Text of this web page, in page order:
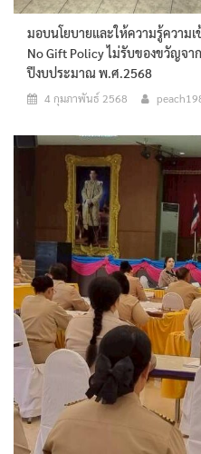
มอบนโยบายและให้ความรู้ความเ
No Gift Policy ไม่รับของขวัญจ
ปีงบประมาณ พ.ศ.2568
4 กุมภาพันธ์ 2568